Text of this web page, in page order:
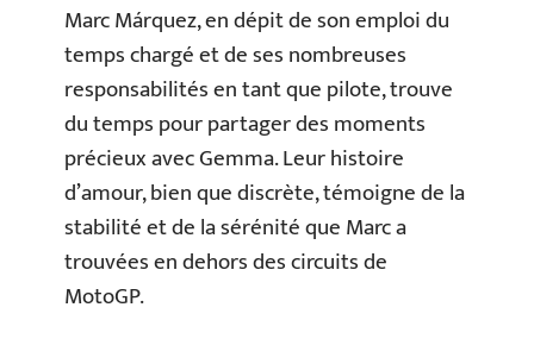
Marc Márquez, en dépit de son emploi du
temps chargé et de ses nombreuses
responsabilités en tant que pilote, trouve
du temps pour partager des moments
précieux avec Gemma. Leur histoire
d’amour, bien que discrète, témoigne de la
stabilité et de la sérénité que Marc a
trouvées en dehors des circuits de
MotoGP.